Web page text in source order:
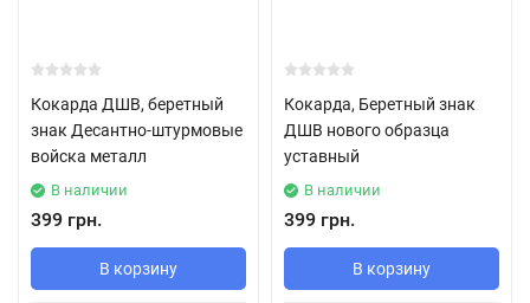
Кокарда ДШВ, беретный
знак Десантно-штурмовые
войска металл
В наличии
399 грн.
В корзину
Кокарда, Беретный знак
ДШВ нового образца
уставный
В наличии
399 грн.
В корзину